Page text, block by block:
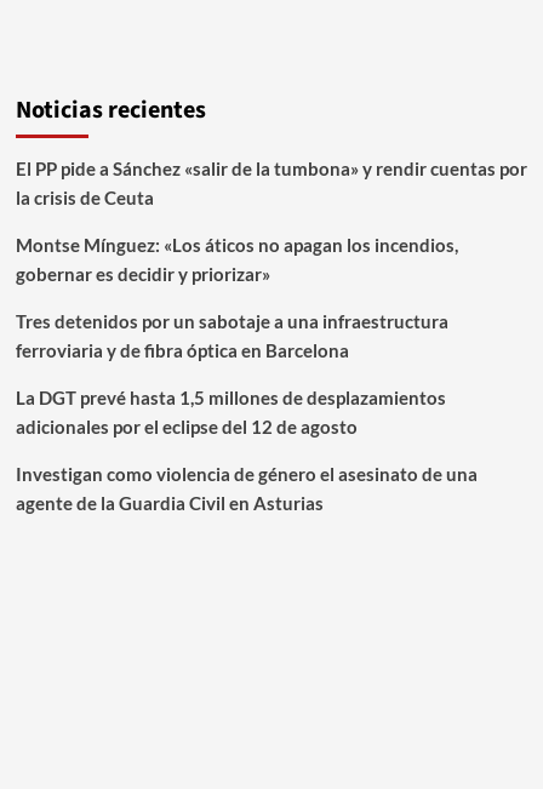
Noticias recientes
El PP pide a Sánchez «salir de la tumbona» y rendir cuentas por
la crisis de Ceuta
Montse Mínguez: «Los áticos no apagan los incendios,
gobernar es decidir y priorizar»
Tres detenidos por un sabotaje a una infraestructura
ferroviaria y de fibra óptica en Barcelona
La DGT prevé hasta 1,5 millones de desplazamientos
adicionales por el eclipse del 12 de agosto
Investigan como violencia de género el asesinato de una
agente de la Guardia Civil en Asturias